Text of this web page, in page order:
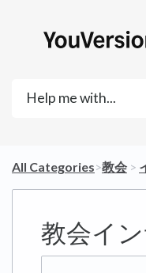
All Categories​>​​教会 ​ > ​
教会イ